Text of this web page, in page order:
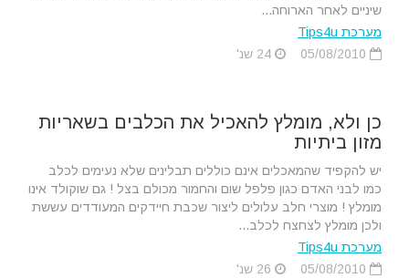
שיניים לאחר הארוחה...
מערכת Tips4u
כן ולא, מומלץ להאכיל את הכלבים בשאריות
מזון ביתיות
יש להקפיד שהמאכלים אינם כוללים תבלינים שלא נעימים לכלב
כמו לבני האדם כגון פלפל שום והחמור מכולם בצל ! גם שוקולד אינו
מומלץ ! מוצרי חלב עלולים ליצור שכבת חיידקים המעודדים עששת
ולכן מומלץ לצחצח לכלב...
מערכת Tips4u